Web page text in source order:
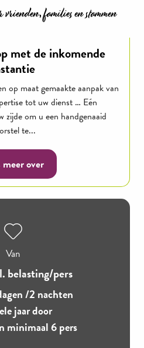
families en stammen
met de inkomende
op maat gemaakte aanpak van
tot uw dienst … Eén
zijde om u een handgenaaid
te...
meer over
Van
pers
/2 nachten
jaar door
minimaal 6 pers